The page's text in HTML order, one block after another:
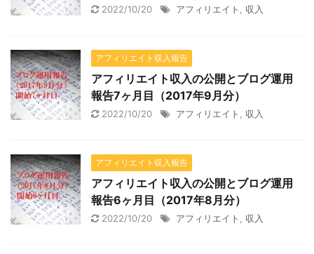
2022/10/20 アフィリエイト 収入
アフィリエイト収入報告
アフィリエイト収入の公開とブログ運用
報告7ヶ月目（2017年9月分）
2022/10/20 アフィリエイト 収入
アフィリエイト収入報告
アフィリエイト収入の公開とブログ運用
報告6ヶ月目（2017年8月分）
2022/10/20 アフィリエイト 収入